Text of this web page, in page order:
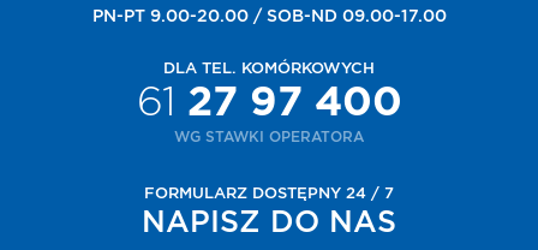
PN-PT 9.00-20.00 / SOB-ND 09.00-17.00
DLA TEL. KOMÓRKOWYCH
61 27 97 400
WG STAWKI OPERATORA
FORMULARZ DOSTĘPNY 24 / 7
NAPISZ DO NAS